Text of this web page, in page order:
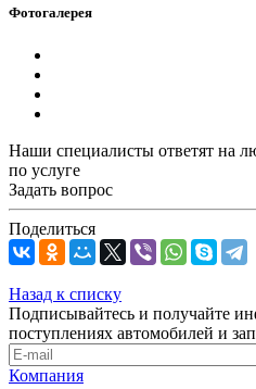
Фотогалерея
Наши специалисты ответят на
по услуге
Задать вопрос
Поделиться
Назад к списку
Подписывайтесь и получайте
поступлениях автомобилей и
Компания